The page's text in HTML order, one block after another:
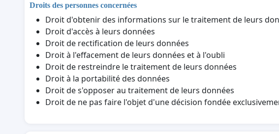
Droits des personnes concernées
Droit d'obtenir des informations sur le traitement de leurs
Droit d'accès à leurs données
Droit de rectification de leurs données
Droit à l'effacement de leurs données et à l'oubli
Droit de restreindre le traitement de leurs données
Droit à la portabilité des données
Droit de s'opposer au traitement de leurs données
Droit de ne pas faire l'objet d'une décision fondée